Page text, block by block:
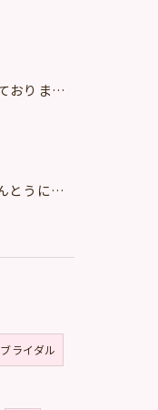
大好評頂いております。
これまで、ほんとうに多くの、たくさんの、数え切れないほどのお...
ブライダル